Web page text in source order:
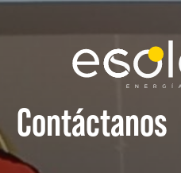
Contáctanos